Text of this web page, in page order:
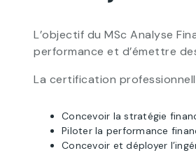
L’objectif du MSc Analyse
performance et d’émettre
La certification
Concevoir la stratégie
Piloter la performance
Concevoir et déployer